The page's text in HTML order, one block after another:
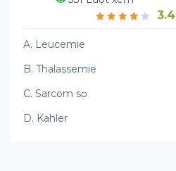
3.4
A. Leucemie
B. Thalassemie
C. Sarcom sọ
D. Kahler